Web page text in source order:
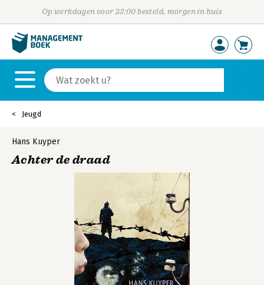
Op werkdagen voor 23:00 besteld, morgen in huis
Jeugd
Hans Kuyper
Achter de draad